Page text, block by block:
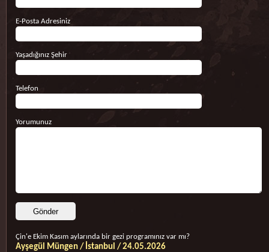
E-Posta Adresiniz
Yaşadığınız Şehir
Telefon
Yorumunuz
Çin'e Ekim Kasım aylarında bir gezi programınız var mı?
Ayşegül Müngen / İstanbul / 24.05.2026